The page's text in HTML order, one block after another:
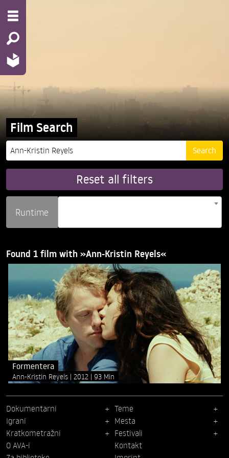
Film Search
Reset all filters
Runtime
Found 1 film with »Ann-Kristin Reyels«
Formentera
Ann-Kristin Reyels 2012 93 Min
Dokumentarni
Igrani
Kratkometražni
Teme
Mesta
Festivali
O AVA-i
Kontakt